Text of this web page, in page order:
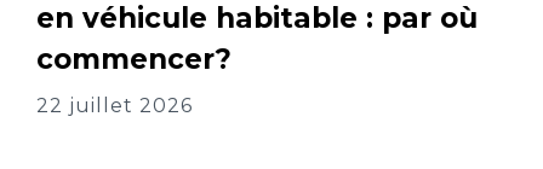
en véhicule habitable : par où
commencer?
22 juillet 2026